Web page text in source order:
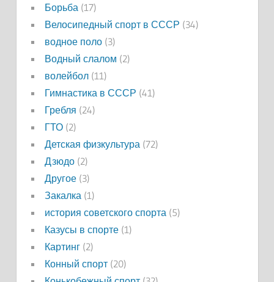
Борьба (17)
Велосипедный спорт в СССР (34)
водное поло(3)
Водный слалом (2)
волейбол(11)
Гимнастика в СССР (41)
Гребля (24)
ГТО(2)
Детская физкультура (72)
Дзюдо(2)
Другое(3)
Закалка (1)
история советского спорта (5)
Казусы в спорте(1)
Картинг(2)
Конный спорт(20)